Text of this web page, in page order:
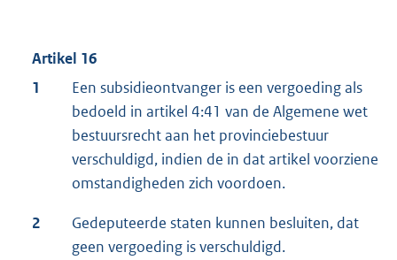
Artikel 16
1
Een subsidieontvanger is een vergoeding als
bedoeld in artikel 4:41 van de Algemene wet
bestuursrecht aan het provinciebestuur
verschuldigd, indien de in dat artikel voorziene
omstandigheden zich voordoen.
2
Gedeputeerde staten kunnen besluiten, dat
geen vergoeding is verschuldigd.